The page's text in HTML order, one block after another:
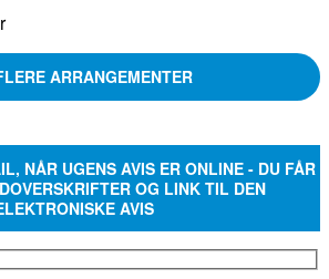
ARRANGEMENTER
NÅR UGENS AVIS ER ONLINE - DU FÅR
OG LINK TIL DEN
AVIS